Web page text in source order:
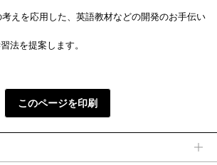
えを応用した、英語教材などの開発のお手伝い
法を提案します。
このページを印刷